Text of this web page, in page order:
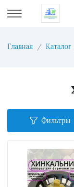
Главная Каталог
Фильтры